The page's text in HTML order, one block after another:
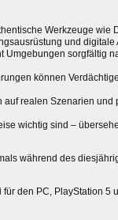
Werkzeuge wie
und
Umgebungen sorgfältig
können
auf realen Szenarien und
wichtig sind –
während des
den PC, PlayStation 5